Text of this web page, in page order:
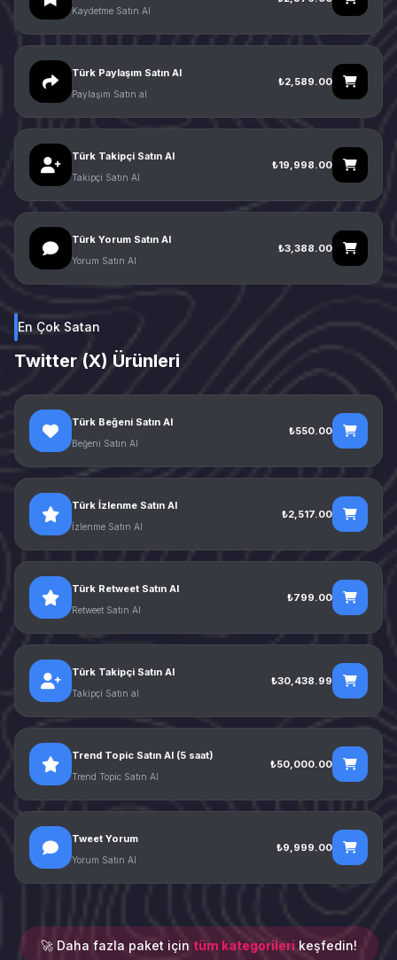
Kaydetme Satın Al
Türk Paylaşım Satın Al
Paylaşım Satın al
₺2,589.00
Türk Takipçi Satın Al
Takipçi Satın Al
₺19,998.00
Türk Yorum Satın Al
Yorum Satın Al
₺3,388.00
En Çok Satan
Twitter (X) Ürünleri
Türk Beğeni Satın Al
Beğeni Satın Al
₺550.00
Türk İzlenme Satın Al
İzlenme Satın Al
₺2,517.00
Türk Retweet Satın Al
Retweet Satın Al
₺799.00
Türk Takipçi Satın Al
Takipçi Satın al
₺30,438.99
Trend Topic Satın Al (5 saat)
Trend Topic Satın Al
₺50,000.00
Tweet Yorum
Yorum Satın Al
₺9,999.00
🚀 Daha fazla paket için tüm kategorilerikeşfedin!